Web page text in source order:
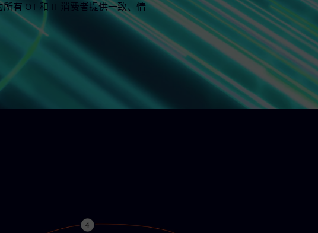
有 OT 和 IT 消费者提供一致、情